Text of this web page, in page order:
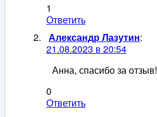
1
Ответить
Александр Лазутин:
21.08.2023 в 20:54
Анна, спасибо за отзыв!
0
Ответить